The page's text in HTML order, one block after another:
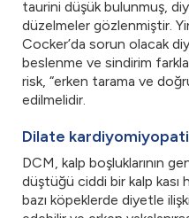
taurini düşük bulunmuş,
düzelmeler gözlenmiştir.
Cocker’da sorun olacak
beslenme ve sindirim
risk, “erken tarama ve
edilmelidir.
Dilate kardiyomiyopati
DCM, kalp boşluklarının
düştüğü ciddi bir kalp kası
bazı köpeklerde diyetle